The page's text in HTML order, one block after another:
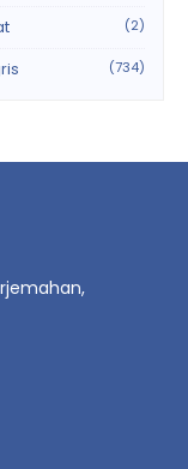
(2)
(734)